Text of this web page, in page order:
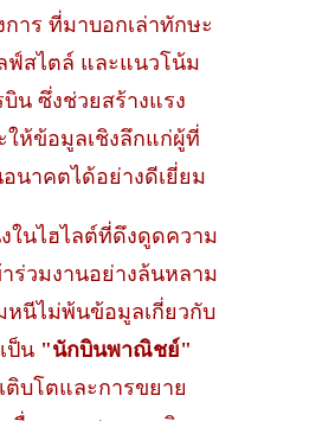
าร ที่มาบอกเล่าทักษะ
ฟ์สไตล์ และแนวโน้ม
น ซึ่งช่วยสร้างแรง
ให้ข้อมูลเชิงลึกแก่ผู้ที่
นาคตได้อย่างดีเยี่ยม
ในไฮไลต์ที่ดึงดูดความ
ร่วมงานอย่างล้นหลาม
หนีไม่พ้นข้อมูลเกี่ยวกับ
ป็น "นักบินพาณิชย์"
ติบโตและการขยาย